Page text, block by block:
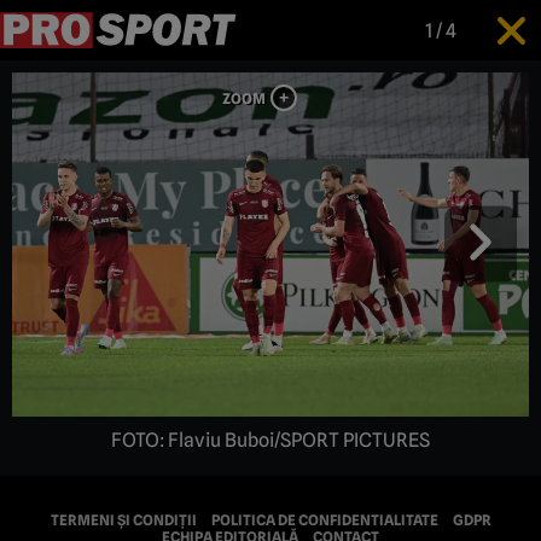
1 /4
FOTO: Flaviu Buboi/SPORT PICTURES
TERMENI ȘI CONDIȚII POLITICA DE CONFIDENTIALITATE
GDPR
ECHIPA EDITORIALĂ
CONTACT